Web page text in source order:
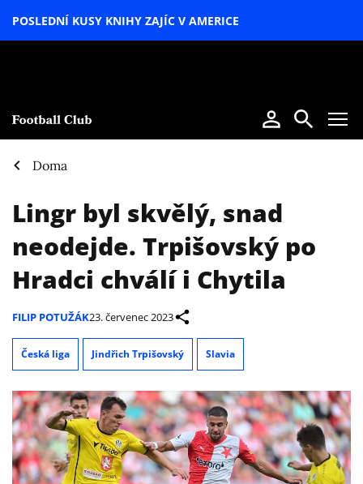
POSLEDNÍ KUSY KNIHY ZAJÍC V AMERICE
Doma
Lingr byl skvělý, snad
neodejde. Trpišovský po
Hradci chválí i Chytila
FILIP POTUŽÁK23. červenec 2023
Česká liga Jindřich Trpišovský Slavia